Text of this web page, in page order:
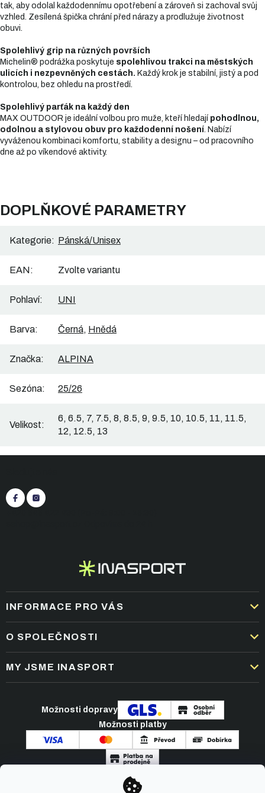
tak, aby odolal každodennímu opotřebení a zároveň si zachoval svůj
vzhled. Zesílená špička chrání před nárazy a prodlužuje životnost
obuvi.
Spolehlivý grip na různých površích
Michelin® podrážka poskytuje spolehlivou trakci na městských
ulicích i nezpevněných cestách. Každý krok je stabilní, jistý a pod
kontrolou, bez ohledu na prostředí.
Spolehlivý parťák na každý den
MAX OUTDOOR je ideální volbou pro muže, kteří hledají pohodlnou,
odolnou a stylovou obuv pro každodenní nošení . Nabízí
vyváženou kombinaci komfortu, stability a designu – od pracovního
dne až po víkendové aktivity.
DOPLŇKOVÉ PARAMETRY
Kategorie: Pánská/Unisex
EAN: Zvolte variantu
Pohlaví: UNI
Barva: Černá, Hnědá
Značka: ALPINA
Sezóna: 25/26
Velikost:
6, 6.5, 7, 7.5, 8, 8.5, 9, 9.5, 10, 10.5, 11, 11.5,
12, 12.5, 13
a
INFORMACE PRO VÁS
DOPRAVA A PLATBA
OBCHODNÍ PODMÍNKY
REKLAMACE A VRÁCENÍ ZBOŽÍ
PODMÍNKY AKCÍ
O SPOLEČNOSTI
KARIÉRA
NEJČASTĚJŠÍ OTÁZKY
MY JSME INASPORT
ČLÁNKY A NOVINKY
KONTAKT
Možnosti dopravy
Možnosti platby